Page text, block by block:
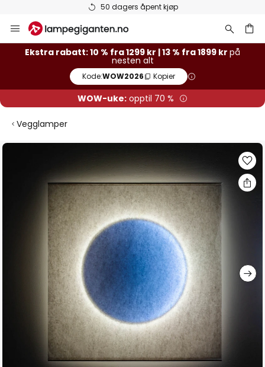
50 dagers åpent kjøp
Hopp
til
innhold
Ekstra rabatt: 10 % fra 1299 kr | 13 % fra 1899 kr på
nesten alt
Kode:WOW2026 Kopier
WOW-uke: opptil 70 %
Vegglamper
Gå
bildegalleri